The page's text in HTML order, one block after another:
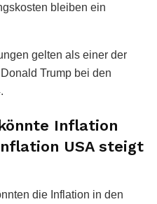
bleiben ein
gelten als einer der
Trump bei den
Inflation
USA steigt
die Inflation in den